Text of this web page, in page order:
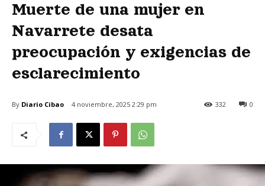
Muerte de una mujer en
Navarrete desata
preocupación y exigencias de
esclarecimiento
By Diario Cibao 4 noviembre, 2025 2:29 pm 0
332